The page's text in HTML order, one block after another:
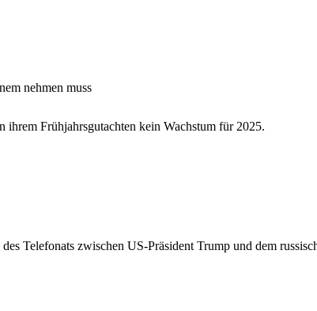
nehmen muss
ihrem Frühjahrsgutachten kein Wachstum für 2025.
Telefonats zwischen US-Präsident Trump und dem